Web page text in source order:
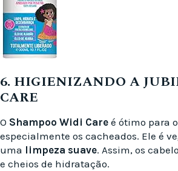
6. HIGIENIZANDO A
CARE
O Shampoo Widi Care é ótimo para
especialmente os cacheados. Ele é
uma limpeza suave. Assim, os
e cheios de hidratação.